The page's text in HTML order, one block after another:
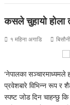
कसले चुहायो होला
१ महिना अगाडि बिसौनी
‘नेपालका सञ्चारमाध्यमले
प्रवेशबारे विभिन्न रूप र
स्पष्ट जोड दिन चाहन्छु